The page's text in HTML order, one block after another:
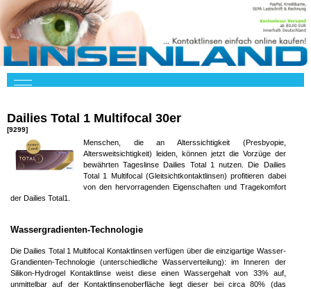
Dailies Total 1 Multifocal 30er
[9299]
Menschen, die an Alterssichtigkeit (Presbyopie,
Altersweitsichtigkeit) leiden, können jetzt die Vorzüge der
bewährten Tageslinse Dailies Total 1 nutzen. Die Dailies
Total 1 Multifocal (Gleitsichtkontaktlinsen) profitieren dabei
von den hervorragenden Eigenschaften und Tragekomfort
der Dailies Total1.
Wassergradienten-Technologie
Die Dailies Total 1 Multifocal Kontaktlinsen verfügen über die einzigartige Wasser-
Grandienten-Technologie (unterschiedliche Wasserverteilung): im Inneren der
Silikon-Hydrogel Kontaktlinse weist diese einen Wassergehalt von 33% auf,
unmittelbar auf der Kontaktlinsenoberfläche liegt dieser bei circa 80% (das